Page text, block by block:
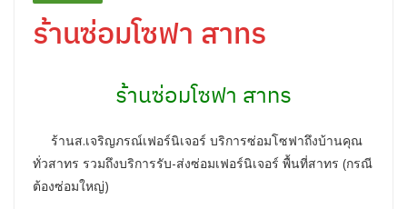
ร้านซ่อมโซฟา สาทร
ร้านซ่อมโซฟา สาทร
ร้านส.เจริญภรณ์เฟอร์นิเจอร์ บริการซ่อมโซฟาถึงบ้านคุณ
ทั่วสาทร รวมถึงบริการรับ-ส่งซ่อมเฟอร์นิเจอร์ พื้นที่สาทร (กรณี
ต้องซ่อมใหญ่)